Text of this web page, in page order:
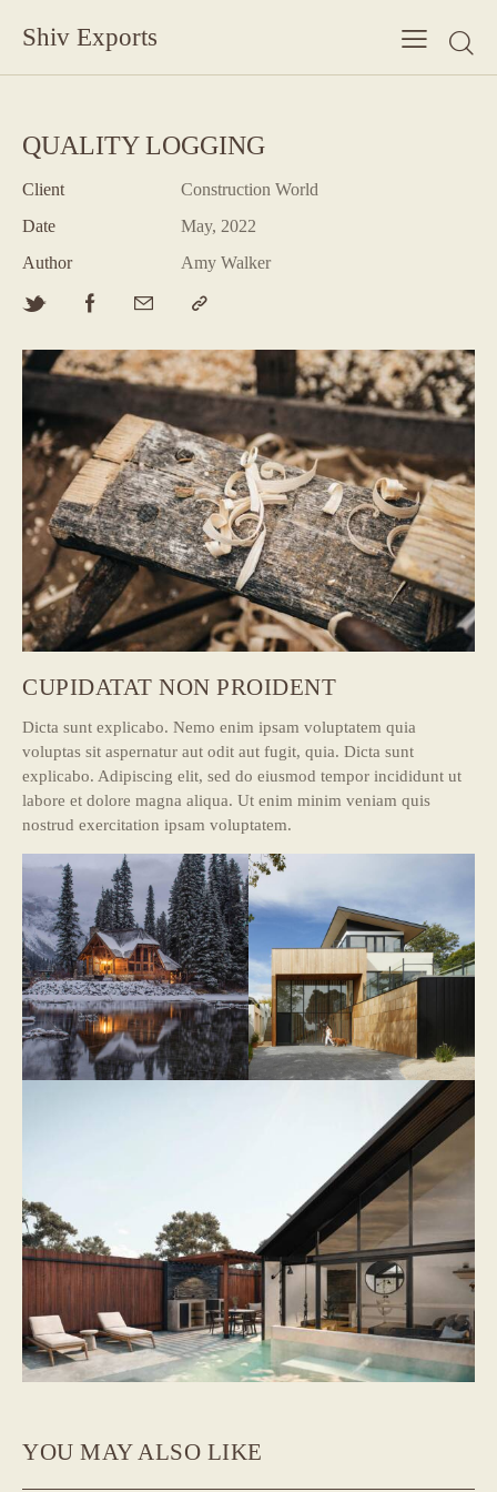
Shiv Exports
QUALITY LOGGING
Client
Construction World
Date
May, 2022
Author
Amy Walker
CUPIDATAT NON PROIDENT
Dicta sunt explicabo. Nemo enim ipsam voluptatem quia
voluptas sit aspernatur aut odit aut fugit, quia. Dicta sunt
explicabo. Adipiscing elit, sed do eiusmod tempor incididunt ut
labore et dolore magna aliqua. Ut enim minim veniam quis
nostrud exercitation ipsam voluptatem.
YOU MAY ALSO LIKE